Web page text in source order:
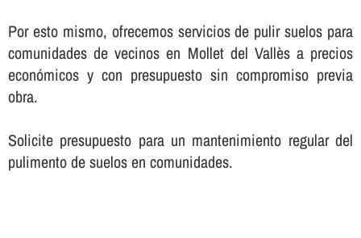
Por esto mismo, ofrecemos servicios de pulir suelos para
comunidades de vecinos en Mollet del Vallès a precios
económicos y con presupuesto sin compromiso previa
obra.
Solicite presupuesto para un mantenimiento regular del
pulimento de suelos en comunidades.